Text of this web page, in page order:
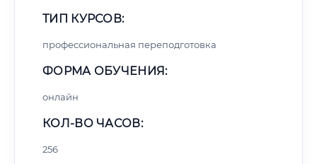
ТИП КУРСОВ:
профессиональная переподготовка
ФОРМА ОБУЧЕНИЯ:
онлайн
КОЛ-ВО ЧАСОВ:
256